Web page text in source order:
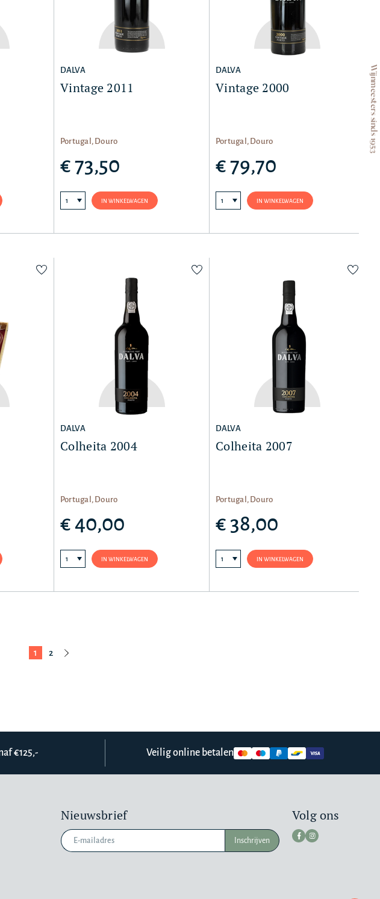
Wijnmeesters sinds 1953
DALVA
Vintage 2011
Portugal, Douro
€ 73,50
IN WINKELWAGEN
DALVA
Vintage 2000
Portugal, Douro
€ 79,70
IN WINKELWAGEN
DALVA
Colheita 2004
Portugal, Douro
€ 40,00
IN WINKELWAGEN
DALVA
Colheita 2007
Portugal, Douro
€ 38,00
IN WINKELWAGEN
1 2
€125,- Veilig online betalen
Nieuwsbrief
Inschrijven
Volg ons